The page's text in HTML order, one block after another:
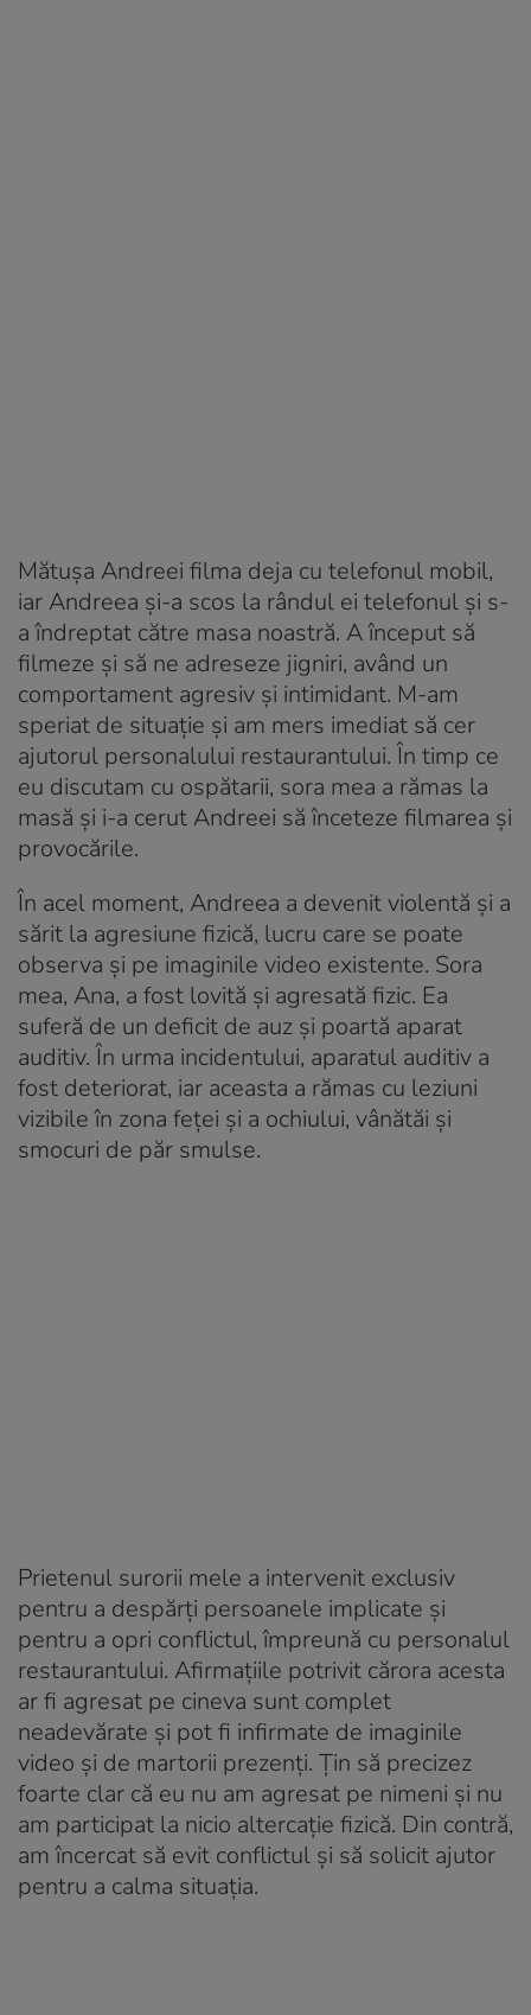
Mătușa Andreei filma deja cu telefonul mobil,
iar Andreea și-a scos la rândul ei telefonul și s-
a îndreptat către masa noastră. A început să
filmeze și să ne adreseze jigniri, având un
comportament agresiv și intimidant. M-am
speriat de situație și am mers imediat să cer
ajutorul personalului restaurantului. În timp ce
eu discutam cu ospătarii, sora mea a rămas la
masă și i-a cerut Andreei să înceteze filmarea și
provocările.
În acel moment, Andreea a devenit violentă și a
sărit la agresiune fizică, lucru care se poate
observa și pe imaginile video existente. Sora
mea, Ana, a fost lovită și agresată fizic. Ea
suferă de un deficit de auz și poartă aparat
auditiv. În urma incidentului, aparatul auditiv a
fost deteriorat, iar aceasta a rămas cu leziuni
vizibile în zona feței și a ochiului, vânătăi și
smocuri de păr smulse.
Prietenul surorii mele a intervenit exclusiv
pentru a despărți persoanele implicate și
pentru a opri conflictul, împreună cu personalul
restaurantului. Afirmațiile potrivit cărora acesta
ar fi agresat pe cineva sunt complet
neadevărate și pot fi infirmate de imaginile
video și de martorii prezenți. Țin să precizez
foarte clar că eu nu am agresat pe nimeni și nu
am participat la nicio altercație fizică. Din contră,
am încercat să evit conflictul și să solicit ajutor
pentru a calma situația.